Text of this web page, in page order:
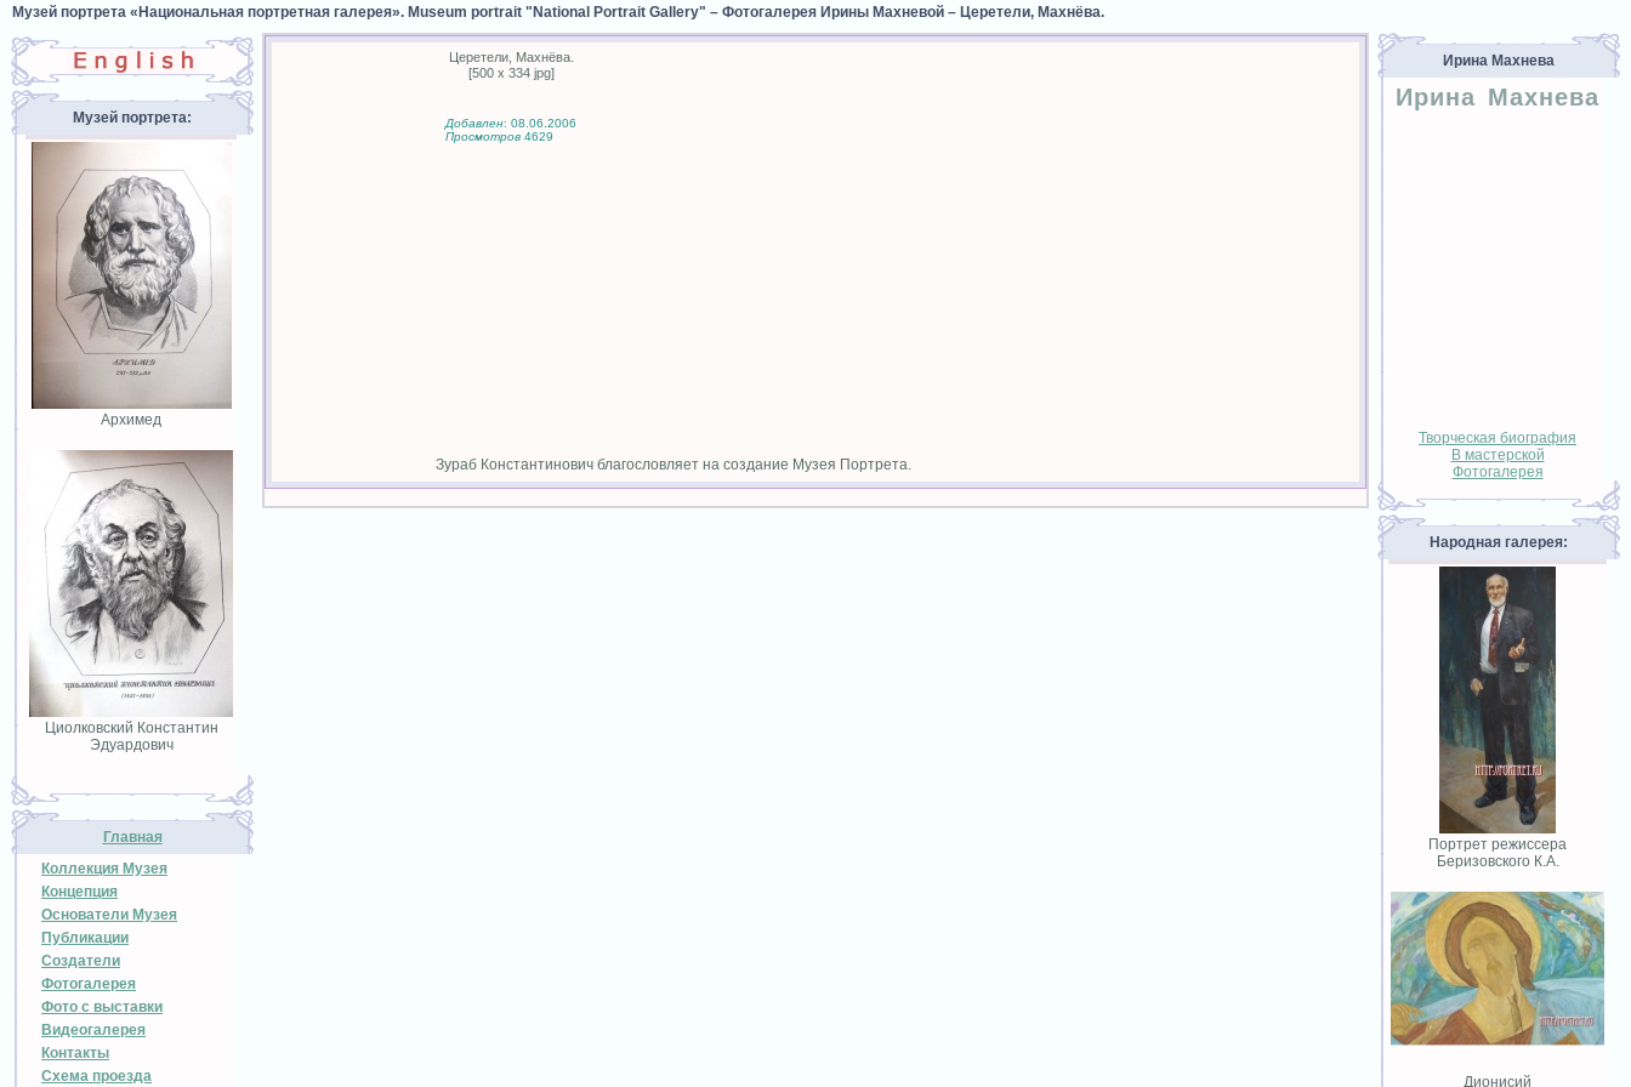
Музей портрета «Национальная портретная галерея». Museum portrait "National Portrait Gallery" – Фотогалерея Ирины Махневой – Церетели, Махнёва.
Музей портрета:
Архимед
Циолковский Константин
Эдуардович
Главная
Коллекция Музея
Концепция
Основатели Музея
Публикации
Создатели
Фотогалерея
Фото с выставки
Видеогалерея
Контакты
Схема проезда
Церетели, Махнёва.
[500 x 334 jpg]
Добавлен: 08.06.2006
Просмотров 4629
Зураб Константинович благословляет на создание Музея Портрета.
Ирина Махнева
Ирина Махнева
Творческая биография
В мастерской
Фотогалерея
Народная галерея:
Портрет режиссера
Беризовского К.А.
Дионисий